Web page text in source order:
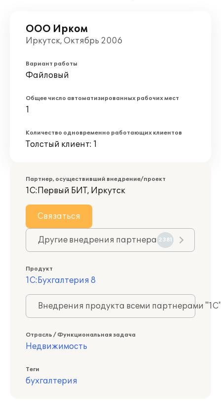
ООО Ирком
Иркутск, Октябрь 2006
Вариант работы
Файловый
Общее число автоматизированных рабочих мест
1
Количество одновременно работающих клиентов
Толстый клиент: 1
Партнер, осуществивший внедрение/проект
1С:Первый БИТ, Иркутск
Связаться
Другие внедрения партнера 2381
Продукт
1С:Бухгалтерия 8
Внедрения продукта всеми партнерами
Отрасль / Функциональная задача
Недвижимость
Теги
бухгалтерия